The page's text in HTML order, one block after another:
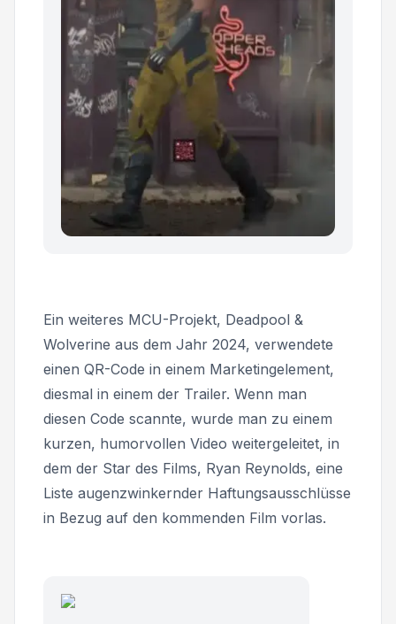
Ein weiteres MCU-Projekt, Deadpool &
Wolverine aus dem Jahr 2024, verwendete
einen QR-Code in einem Marketingelement,
diesmal in einem der Trailer. Wenn man
diesen Code scannte, wurde man zu einem
kurzen, humorvollen Video weitergeleitet, in
dem der Star des Films, Ryan Reynolds, eine
Liste augenzwinkernder Haftungsausschlüsse
in Bezug auf den kommenden Film vorlas.